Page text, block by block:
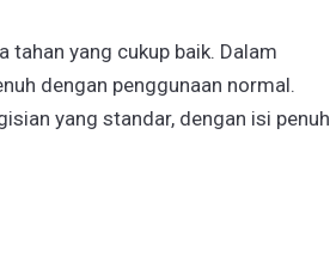
yang cukup baik. Dalam
dengan penggunaan normal.
yang standar, dengan isi penuh